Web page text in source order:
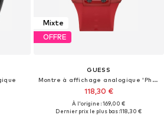
Mixte
OFFRE
GUESS
Montre à affichage analogique 'Phoenix'
118,30 €
À l'origine : 169,00 €
Dernier prix le plus bas :118,30 €